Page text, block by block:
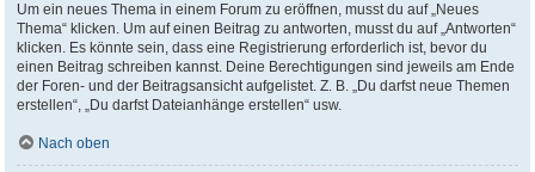
Um ein neues Thema in einem Forum zu eröffnen, musst du auf „Neues
Thema“ klicken. Um auf einen Beitrag zu antworten, musst du auf „Antworten“
klicken. Es könnte sein, dass eine Registrierung erforderlich ist, bevor du
einen Beitrag schreiben kannst. Deine Berechtigungen sind jeweils am Ende
der Foren- und der Beitragsansicht aufgelistet. Z. B. „Du darfst neue Themen
erstellen“, „Du darfst Dateianhänge erstellen“ usw.
Nach oben